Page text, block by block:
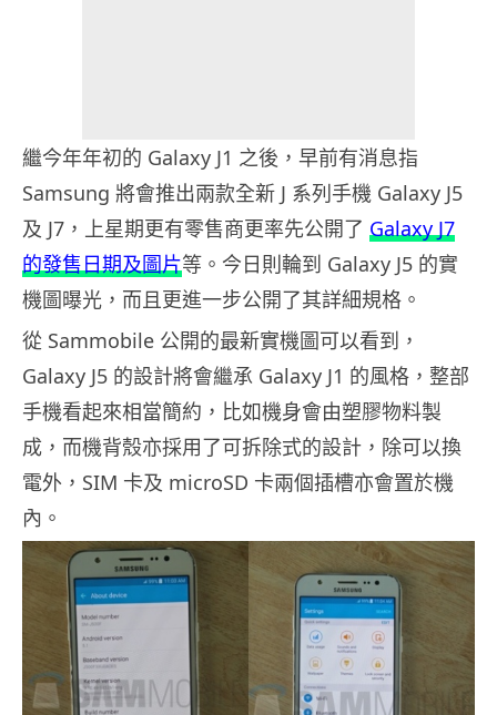
繼今年年初的 Galaxy J1 之後，早前有消息指
Samsung 將會推出兩款全新 J 系列手機 Galaxy J5
及 J7，上星期更有零售商更率先公開了 Galaxy J7
的發售日期及圖片等。今日則輪到 Galaxy J5 的實
機圖曝光，而且更進一步公開了其詳細規格。
從 Sammobile 公開的最新實機圖可以看到，
Galaxy J5 的設計將會繼承 Galaxy J1 的風格，整部
手機看起來相當簡約，比如機身會由塑膠物料製
成，而機背殼亦採用了可拆除式的設計，除可以換
電外，SIM 卡及 microSD 卡兩個插槽亦會置於機
內。